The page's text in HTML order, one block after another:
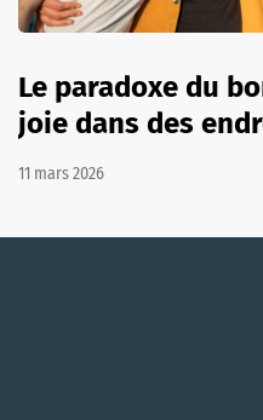
Le paradoxe du
joie dans des
11 mars 2026